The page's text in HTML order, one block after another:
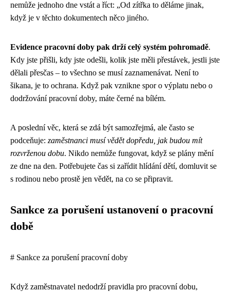
nemůže jednoho dne vstát a říct: „Od zítřka to děláme jinak,
když je v těchto dokumentech něco jiného.
Evidence pracovní doby pak drží celý systém pohromadě.
Kdy jste přišli, kdy jste odešli, kolik jste měli přestávek, jestli jste
dělali přesčas – to všechno se musí zaznamenávat. Není to
šikana, je to ochrana. Když pak vznikne spor o výplatu nebo o
dodržování pracovní doby, máte černé na bílém.
A poslední věc, která se zdá být samozřejmá, ale často se
podceňuje: zaměstnanci musí vědět dopředu, jak budou mít
rozvrženou dobu. Nikdo nemůže fungovat, když se plány mění
ze dne na den. Potřebujete čas si zařídit hlídání dětí, domluvit se
s rodinou nebo prostě jen vědět, na co se připravit.
Sankce za porušení ustanovení o pracovní
době
# Sankce za porušení pracovní doby
Když zaměstnavatel nedodrží pravidla pro pracovní dobu,